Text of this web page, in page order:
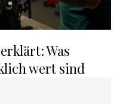
Was
wert sind